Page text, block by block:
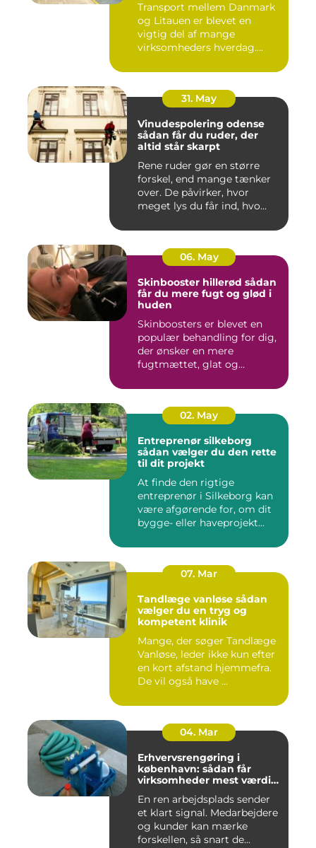
Transport mellem Danmark
og Litauen er blevet en
vigtig del af mange
virksomheders hverdag.
31. May
Vinudespolering odense
sådan får du ruder, der
altid står skarpt
Rene ruder gør en større
forskel, end mange tænker
over. De påvirker, hvor
meget lys du får ind, hvo...
06. May
Skinbooster hillerød sådan
får du mere fugt og glød i
huden
Skinboosters er blevet en
populær behandling for dig,
der ønsker en mere
fugtmættet, glat og
02. May
Entreprenør silkeborg
sådan vælger du den rette
til dit projekt
At finde den rigtige
entreprenør i Silkeborg kan
være afgørende for, om dit
bygge- eller haveprojekt...
07. Mar
Tandlæge vanløse sådan
vælger du en tryg og
kompetent klinik
Mange, der søger Tandlæge
Vanløse, leder ikke kun efter
en kort afstand hjemmefra.
De vil også have ...
04. Mar
Erhvervsrengøring i
københavn: sådan får
virksomheder mest værdi
En ren arbejdsplads sender
et klart signal. Medarbejdere
og kunder kan mærke
forskellen, så snart de...